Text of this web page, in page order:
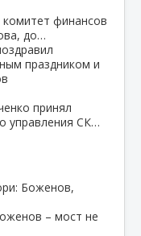
финансов
до…
праздником и
принял
управления СК…
Боженов,